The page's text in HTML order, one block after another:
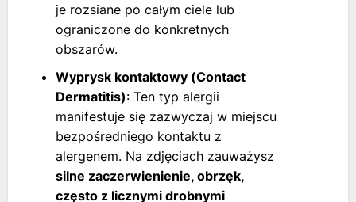
je rozsiane po całym ciele lub
ograniczone do konkretnych
obszarów.
Wyprysk kontaktowy (Contact
Dermatitis): Ten typ alergii
manifestuje się zazwyczaj w miejscu
bezpośredniego kontaktu z
alergenem. Na zdjęciach zauważysz
silne zaczerwienienie, obrzęk,
często z licznymi drobnymi